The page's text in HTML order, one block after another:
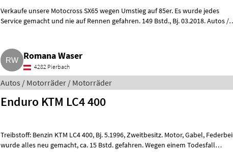
Verkaufe unsere Motocross SX65 wegen Umstieg auf 85er. Es wurde jedes
Service gemacht und nie auf Rennen gefahren. 149 Bstd., Bj. 03.2018. Autos /
Romana Waser
4282 Pierbach
Autos / Motorräder / Motorräder
Enduro KTM LC4 400
Treibstoff: Benzin KTM LC4 400, Bj. 5.1996, Zweitbesitz. Motor, Gabel, Federbein
wurde alles neu gemacht, ca. 15 Bstd. gefahren. Wegen einem Todesfall